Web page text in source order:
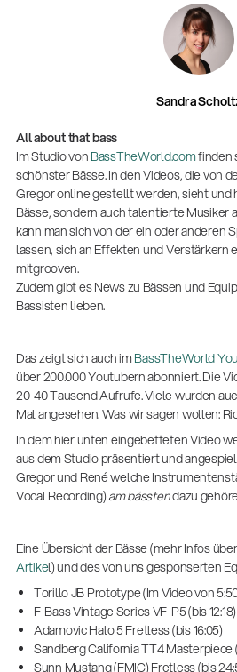
14766-000-55
Vom Geflüchteten zum
Yousufi findet seine
Ausbildung| 01.06.2026
Elektroniker:in für
(m/w/d)
Ausbildung | freie
Sandra
All about that bass
Im Studio von BassTheWorld.comfinden
schönster Bässe. In den Videos, die von
Gregor online gestellt werden, sieht und
Bässe, sondern auch talentierte Musiker
kann man sich von der ein oder anderen
lassen, sich an Effekten und Verstärkern
mitgrooven.
Zudem gibt es News zu Bässen und
Bassisten lieben.
Das zeigt sich auch imBassTheWorld
über 200.000 Youtubern abonniert. Die
20-40 Tausend Aufrufe. Viele wurden
Mal angesehen. Was wir sagen wollen:
In dem hier unten eingebetteten Video
aus dem Studio präsentiert und
Gregor und René welche
Vocal Recording)am bässtendazu
Eine Übersicht der Bässe (mehr Infos
Artikel) und des von uns gesponserten
Torillo JB Prototype (Im Video von
F-Bass Vintage Series VF-P5 (bis 12:18)
Adamovic Halo 5 Fretless (bis 16:05)
Sandberg California TT4 Masterpiece
Sunn Mustang (FMIC) Fretless (bis